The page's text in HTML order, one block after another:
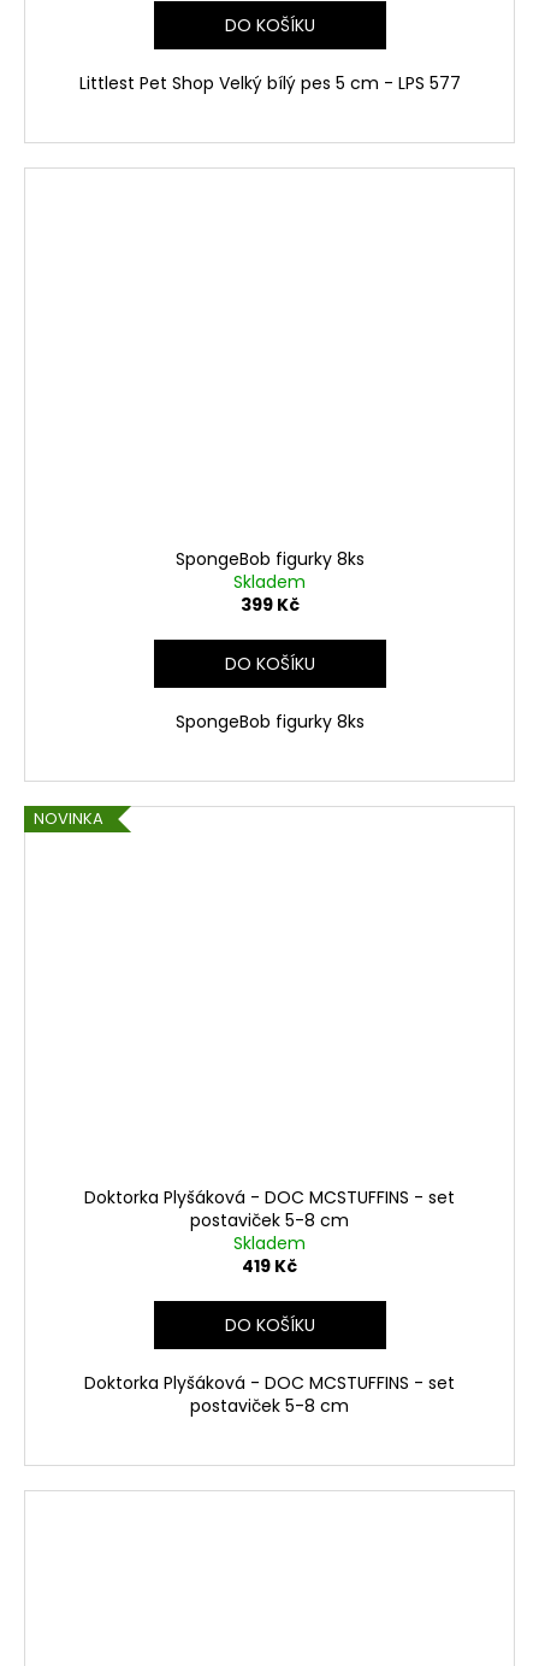
DO KOŠÍKU
Littlest Pet Shop Velký bílý pes 5 cm - LPS 577
SpongeBob figurky 8ks
Skladem
399 Kč
DO KOŠÍKU
SpongeBob figurky 8ks
NOVINKA
Doktorka Plyšáková - DOC MCSTUFFINS - set
postaviček 5-8 cm
Skladem
419 Kč
DO KOŠÍKU
Doktorka Plyšáková - DOC MCSTUFFINS - set
postaviček 5-8 cm